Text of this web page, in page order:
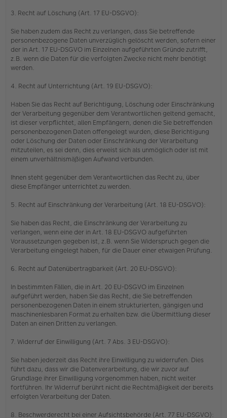
3. Recht auf Löschung (Art. 17 EU-DSGVO):
Sie haben zudem das Recht zu verlangen, dass Sie betreffende
personenbezogene Daten unverzüglich gelöscht werden, sofern einer
der in Art. 17 EU-DSGVO im Einzelnen aufgeführten Gründe zutrifft,
z.B. wenn die Daten für die verfolgten Zwecke nicht mehr benötigt
werden.
4. Recht auf Unterrichtung (Art. 19 EU-DSGVO):
Haben Sie das Recht auf Berichtigung, Löschung oder Einschränkung
der Verarbeitung gegenüber dem Verantwortlichen geltend gemacht,
ist dieser verpflichtet, allen Empfängern, denen die Sie betreffenden
personenbezogenen Daten offengelegt wurden, diese Berichtigung
oder Löschung der Daten oder Einschränkung der Verarbeitung
mitzuteilen, es sei denn, dies erweist sich als unmöglich oder ist mit
einem unverhältnismäßigen Aufwand verbunden.
Ihnen steht gegenüber dem Verantwortlichen das Recht zu, über
diese Empfänger unterrichtet zu werden.
5. Recht auf Einschränkung der Verarbeitung (Art. 18 EU-DSGVO):
Sie haben das Recht, die Einschränkung der Verarbeitung zu
verlangen, wenn eine der in Art. 18 EU-DSGVO aufgeführten
Voraussetzungen gegeben ist, z.B. wenn Sie Widerspruch gegen die
Verarbeitung eingelegt haben, für die Dauer einer etwaigen Prüfung.
6. Recht auf Datenübertragbarkeit (Art. 20 EU-DSGVO):
In bestimmten Fällen, die in Art. 20 EU-DSGVO im Einzelnen
aufgeführt werden, haben Sie das Recht, die Sie betreffenden
personenbezogenen Daten in einem strukturierten, gängigen und
maschinenlesbaren Format zu erhalten bzw. die Übermittlung dieser
Daten an einen Dritten zu verlangen.
7. Widerruf der Einwilligung (Art. 7 Abs. 3 EU-DSGVO):
Sie haben jederzeit das Recht ihre Einwilligung zu widerrufen. Dies
führt dazu, dass wir die Datenverarbeitung, die wir zuvor auf
Grundlage ihrer Einwilligung vorgenommen haben, nicht weiter
fortführen. Ihr Widerruf berührt nicht die Rechtmäßigkeit der bereits
erfolgten Verarbeitung der Daten.
8. Beschwerderecht bei einer Aufsichtsbehörde (Art. 77 EU-DSGVO):